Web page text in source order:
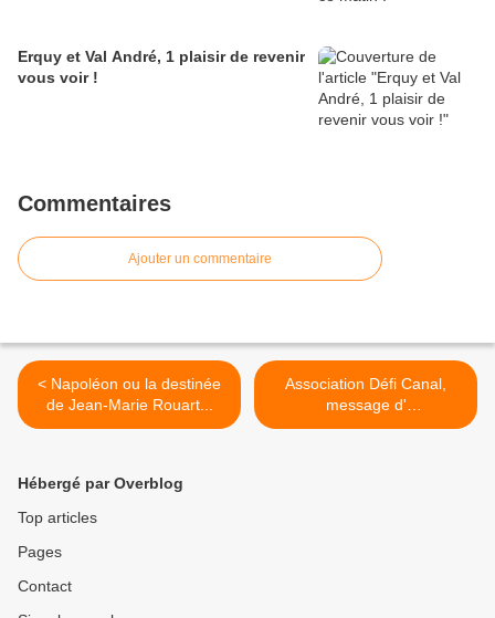
Erquy et Val André, 1 plaisir de revenir
vous voir !
Commentaires
Ajouter un commentaire
< Napoléon ou la destinée
de Jean-Marie Rouart...
Association Défi Canal,
message d'
accompagnement pour un
Hébergé par Overblog
Top articles
Pages
Contact